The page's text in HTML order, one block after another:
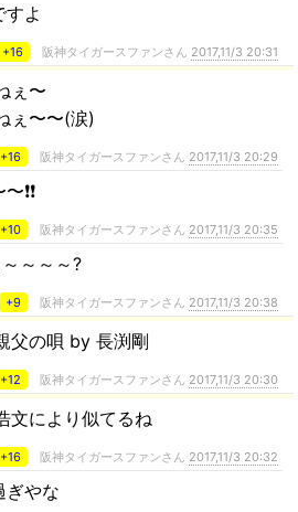
すよ
+16 阪神タイガースファンさん 2017,11/3 20:31
ぇ〜
ぇ〜〜(涙)
+16 阪神タイガースファンさん 2017,11/3 20:29
❗❗
+10 阪神タイガースファンさん 2017,11/3 20:35
～～～?
+9 阪神タイガースファンさん 2017,11/3 20:38
父の唄 by 長渕剛
+12 阪神タイガースファンさん 2017,11/3 20:30
文により似てるね
+16 阪神タイガースファンさん 2017,11/3 20:32
ぎやな